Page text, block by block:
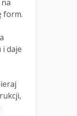
form.
daje